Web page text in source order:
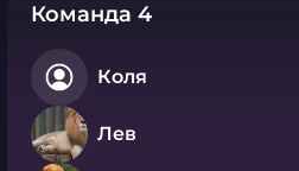
Команда 4
Коля
Лев